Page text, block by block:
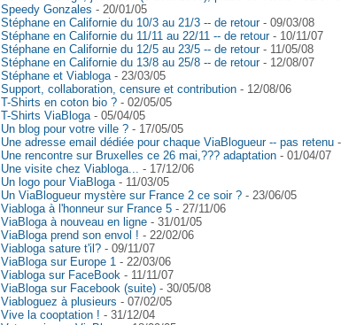
Speedy Gonzales - 20/01/05
Stéphane en Californie du 10/3 au 21/3 -- de retour- 09/03/08
Stéphane en Californie du 11/11 au 22/11 -- de retour- 10/11/07
Stéphane en Californie du 12/5 au 23/5 -- de retour- 11/05/08
Stéphane en Californie du 13/8 au 25/8 -- de retour- 12/08/07
Stéphane et Viabloga- 23/03/05
Support, collaboration, censure et contribution - 12/08/06
T-Shirts en coton bio ? - 02/05/05
T-Shirts ViaBloga- 05/04/05
Un blog pour votre ville ? - 17/05/05
Une adresse email dédiée pour chaque ViaBlogueur -- pas retenu
Une rencontre sur Bruxelles ce 26 mai,??? adaptation - 01/04/07
Une visite chez Viabloga... - 17/12/06
Un logo pour ViaBloga- 11/03/05
Un ViaBlogueur mystère sur France 2 ce soir ? - 23/06/05
Viabloga à l'honneur sur France 5 - 27/11/06
ViaBloga à nouveau en ligne - 31/01/05
ViaBloga prend son envol ! - 22/02/06
Viabloga sature t'il? - 09/11/07
ViaBloga sur Europe 1 - 22/03/06
Viabloga sur FaceBook - 11/11/07
ViaBloga sur Facebook (suite) - 30/05/08
Viabloguez à plusieurs - 07/02/05
Vive la cooptation ! - 31/12/04